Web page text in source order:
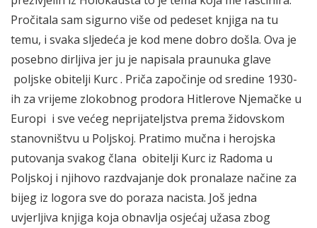
Pročitala sam sigurno više od pedeset knjiga na tu
temu, i svaka sljedeća je kod mene dobro došla. Ova je
posebno dirljiva jer ju je napisala praunuka glave
poljske obitelji Kurc . Priča započinje od sredine 1930-
ih za vrijeme zlokobnog prodora Hitlerove Njemačke u
Europi i sve većeg neprijateljstva prema židovskom
stanovništvu u Poljskoj. Pratimo mučna i herojska
putovanja svakog člana obitelji Kurc iz Radoma u
Poljskoj i njihovo razdvajanje dok pronalaze načine za
bijeg iz logora sve do poraza nacista. Još jedna
uvjerljiva knjiga koja obnavlja osjećaj užasa zbog